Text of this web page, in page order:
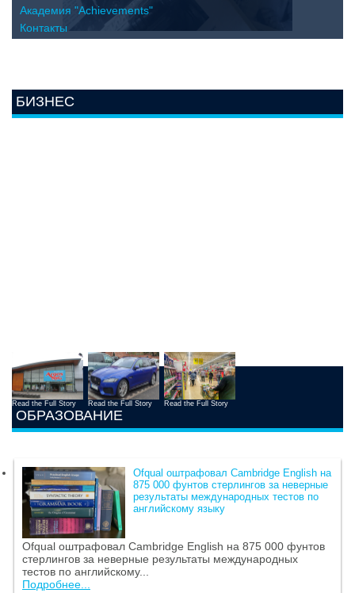
Академия "Achievements"
Контакты
БИЗНЕС
Read the Full Story Read the Full Story Read the Full Story
ОБРАЗОВАНИЕ
Ofqual оштрафовал Cambridge English на
875 000 фунтов стерлингов за неверные
результаты международных тестов по
английскому языку
Ofqual оштрафовал Cambridge English на 875 000 фунтов
стерлингов за неверные результаты международных
тестов по английскому...
Подробнее...